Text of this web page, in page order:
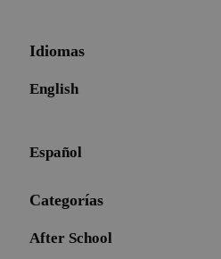
Idiomas
English
Español
Categorías
After School